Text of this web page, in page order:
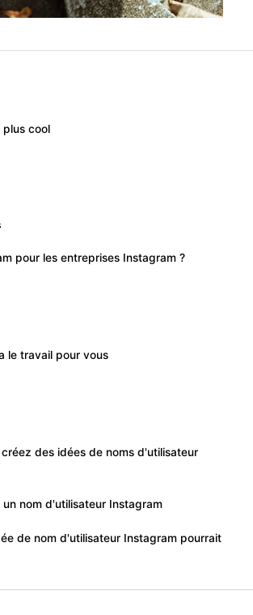
plus cool
pour les entreprises Instagram ?
le travail pour vous
des idées de noms d'utilisateur
nom d'utilisateur Instagram
de nom d'utilisateur Instagram pourrait